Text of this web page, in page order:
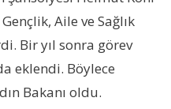
Aile ve Sağlık
Bir yıl sonra görev
eklendi. Böylece
Bakanı oldu.